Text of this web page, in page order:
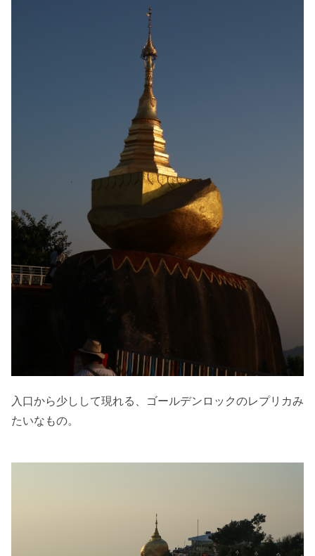
入口から少しして現れる、ゴールデンロックのレプリカみ
たいなもの。